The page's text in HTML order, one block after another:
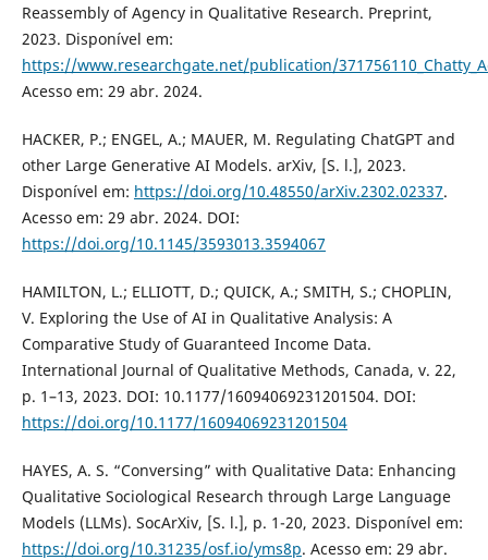
Reassembly of Agency in Qualitative Research. Preprint,
2023. Disponível em:
https://www.researchgate.net/publication/
Acesso em: 29 abr. 2024.
HACKER, P.; ENGEL, A.; MAUER, M. Regulating ChatGPT and
other Large Generative AI Models. arXiv, [S. l.], 2023.
Disponível em: https://doi.org/10.48550/arXiv.2302.02337.
Acesso em: 29 abr. 2024. DOI:
https://doi.org/10.1145/3593013.3594067
HAMILTON, L.; ELLIOTT, D.; QUICK, A.; SMITH, S.; CHOPLIN,
V. Exploring the Use of AI in Qualitative Analysis: A
Comparative Study of Guaranteed Income Data.
International Journal of Qualitative Methods, Canada, v. 22,
p. 1–13, 2023. DOI: 10.1177/16094069231201504. DOI:
https://doi.org/10.1177/16094069231201504
HAYES, A. S. “Conversing” with Qualitative Data: Enhancing
Qualitative Sociological Research through Large Language
Models (LLMs). SocArXiv, [S. l.], p. 1-20, 2023. Disponível em:
https://doi.org/10.31235/osf.io/yms8p. Acesso em: 29 abr.